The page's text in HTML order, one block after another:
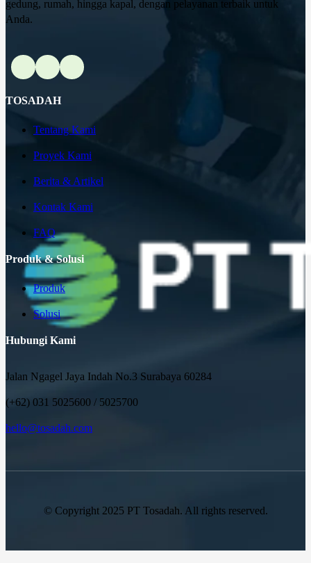
gedung, rumah, hingga kapal, dengan pelayanan terbaik untuk
Anda.
TOSADAH
Tentang Kami
Proyek Kami
Berita & Artikel
Kontak Kami
FAQ
Produk & Solusi
Produk
Solusi
Hubungi Kami
Jalan Ngagel Jaya Indah No.3 Surabaya 60284
(+62) 031 5025600 / 5025700
hello@tosadah.com
© Copyright 2025 PT Tosadah. All rights reserved.